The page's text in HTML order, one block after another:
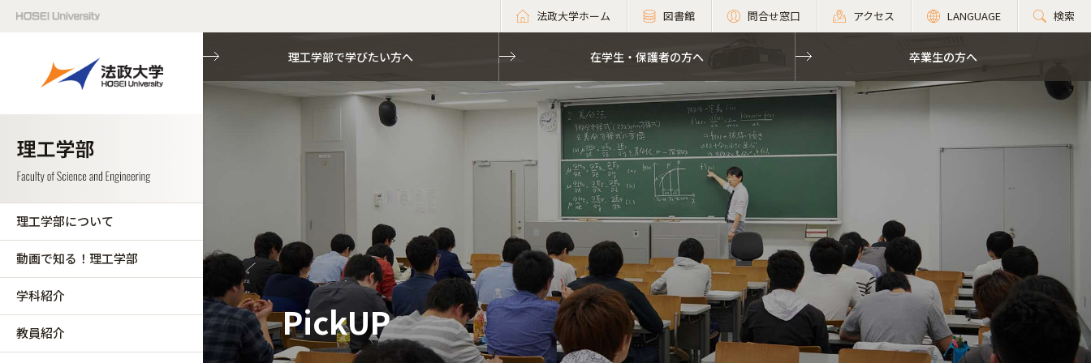
法政大学ホーム 図書館 問合せ窓口 アクセス LANGUAGE 検索
理工学部について
動画で知る！理工学部
学科紹介
教員紹介
理工学部で学びたい方へ 在学生・保護者の方へ 卒業生の方へ
PickUP